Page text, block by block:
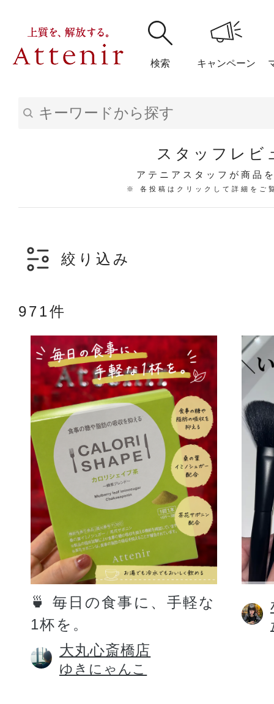
検索 キャンペーン
アテニア
アテニアの「
お友達紹介サ
定期お届けサ
スキンケア人気ライン
スタッフレビ
アテニアスタッフが商品
※ 各投稿はクリックして詳細をご
絞り込み
971件
🍵 毎日の食事に、手軽な
1杯を。
大丸心斎橋店
ゆきにゃんこ